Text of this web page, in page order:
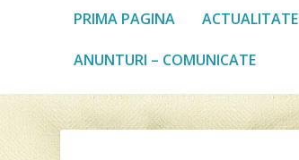
PRIMA PAGINA ACTUALITATE
ANUNTURI – COMUNICATE